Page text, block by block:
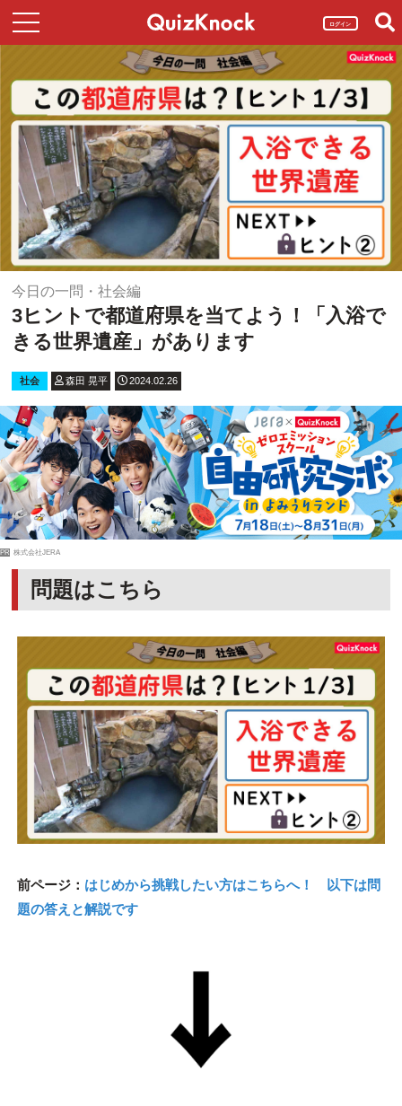
ログイン
今日の一問・社会編
3ヒントで都道府県を当てよう！「入浴で
きる世界遺産」があります
社会 森田 晃平 2024.02.26
PR 株式会社JERA
問題はこちら
前ページ： はじめから挑戦したい方はこちらへ！ 以下は問
題の答えと解説です